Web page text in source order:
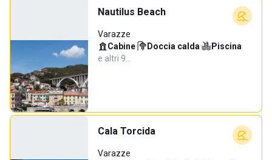
Nautilus Beach
Varazze
Cabine· Doccia calda· Piscina·
e altri 9…
Cala Torcida
Varazze